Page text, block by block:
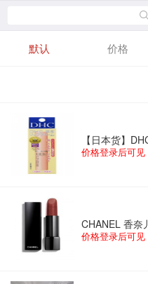
默认 价格
【日本货】
价格登录后可见
CHANEL 香奈
价格登录后可见